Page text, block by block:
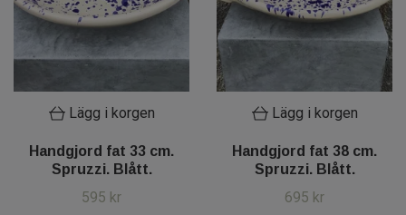
Lägg i korgen
Handgjord fat 33 cm.
Spruzzi. Blått.
595 kr
Lägg i korgen
Handgjord fat 38 cm.
Spruzzi. Blått.
695 kr